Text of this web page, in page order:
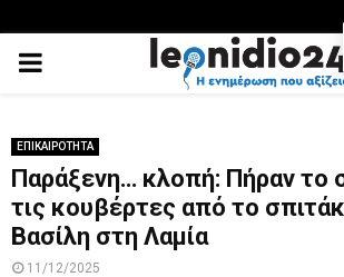
PRIMARY
ΕΠΙΚΑΙΡΟΤΗΤΑ
Παράξενη… κλοπή: Πήραν το
τις κουβέρτες από το
Βασίλη στη Λαμία
11/12/2025